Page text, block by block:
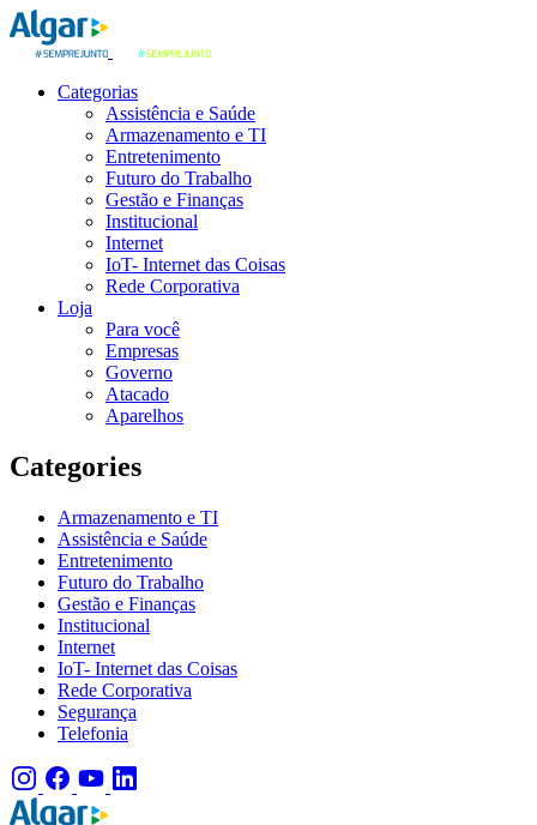
Categorias
Assistência e Saúde
Armazenamento e TI
Entretenimento
Futuro do Trabalho
Gestão e Finanças
Institucional
Internet
IoT- Internet das Coisas
Rede Corporativa
Loja
Para você
Empresas
Governo
Atacado
Aparelhos
Categories
Armazenamento e TI
Assistência e Saúde
Entretenimento
Futuro do Trabalho
Gestão e Finanças
Institucional
Internet
IoT- Internet das Coisas
Rede Corporativa
Segurança
Telefonia